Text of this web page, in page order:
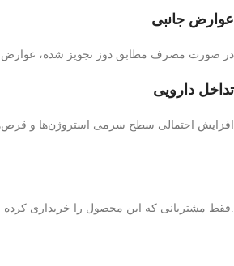
عوارض جانبی
در صورت مصرف مطابق دوز تجویز شده،
تداخل دارویی
افزایش احتمالی سطح سرمی استروژن‌ها و
.فقط مشتریانی که این محصول را خریداری کرده